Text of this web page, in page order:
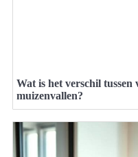
Wat is het verschil tussen
muizenvallen?